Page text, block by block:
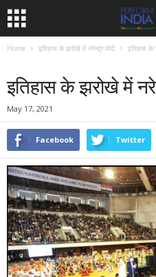
Home इतिहास के झरोखे में नरेन्द्र मोदी इतिहास के
इतिहास के झरोखे में
May 17, 2021
Facebook Twitter